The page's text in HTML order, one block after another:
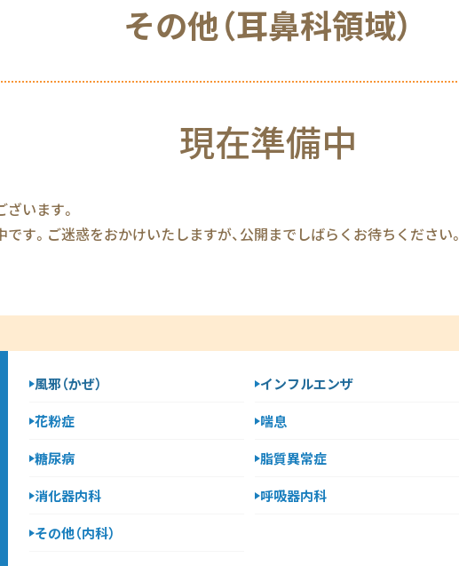
その他（耳鼻科領域）
現在準備中
います。
す。ご迷惑をおかけいたしますが、公開までしばらくお待ちください。
風邪（かぜ） インフルエンザ
花粉症
喘息
糖尿病
脂質異常症
消化器内科
呼吸器内科
その他（内科）